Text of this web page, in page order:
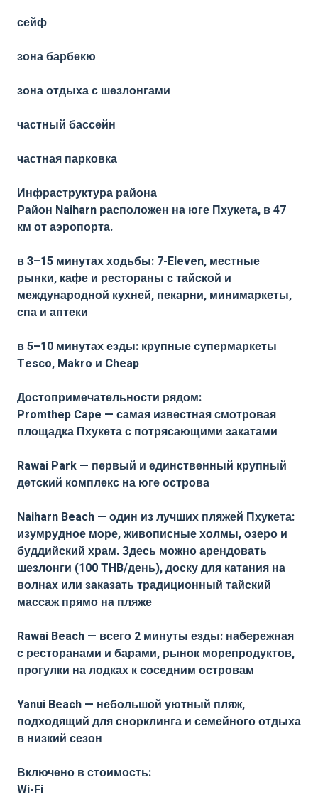
сейф
зона барбекю
зона отдыха с шезлонгами
частный бассейн
частная парковка
Инфраструктура района
Район Naiharn расположен на юге Пхукета, в 47
км от аэропорта.
в 3–15 минутах ходьбы: 7-Eleven, местные
рынки, кафе и рестораны с тайской и
международной кухней, пекарни, минимаркеты,
спа и аптеки
в 5–10 минутах езды: крупные супермаркеты
Tesco, Makro и Cheap
Достопримечательности рядом:
Promthep Cape — самая известная смотровая
площадка Пхукета с потрясающими закатами
Rawai Park — первый и единственный крупный
детский комплекс на юге острова
Naiharn Beach — один из лучших пляжей Пхукета:
изумрудное море, живописные холмы, озеро и
буддийский храм. Здесь можно арендовать
шезлонги (100 THB/день), доску для катания на
волнах или заказать традиционный тайский
массаж прямо на пляже
Rawai Beach — всего 2 минуты езды: набережная
с ресторанами и барами, рынок морепродуктов,
прогулки на лодках к соседним островам
Yanui Beach — небольшой уютный пляж,
подходящий для снорклинга и семейного отдыха
в низкий сезон
Включено в стоимость:
Wi-Fi